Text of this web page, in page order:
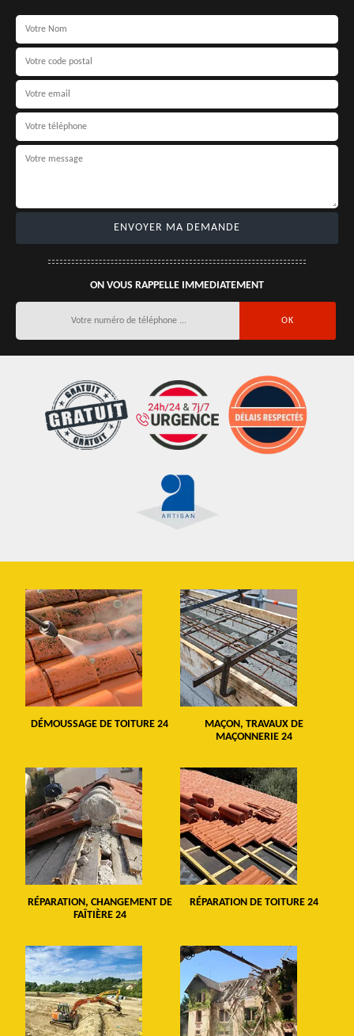
ON VOUS RAPPELLE IMMEDIATEMENT
DÉMOUSSAGE DE TOITURE 24
MAÇON, TRAVAUX DE
MAÇONNERIE 24
RÉPARATION, CHANGEMENT DE
FAÎTIÈRE 24
RÉPARATION DE TOITURE 24